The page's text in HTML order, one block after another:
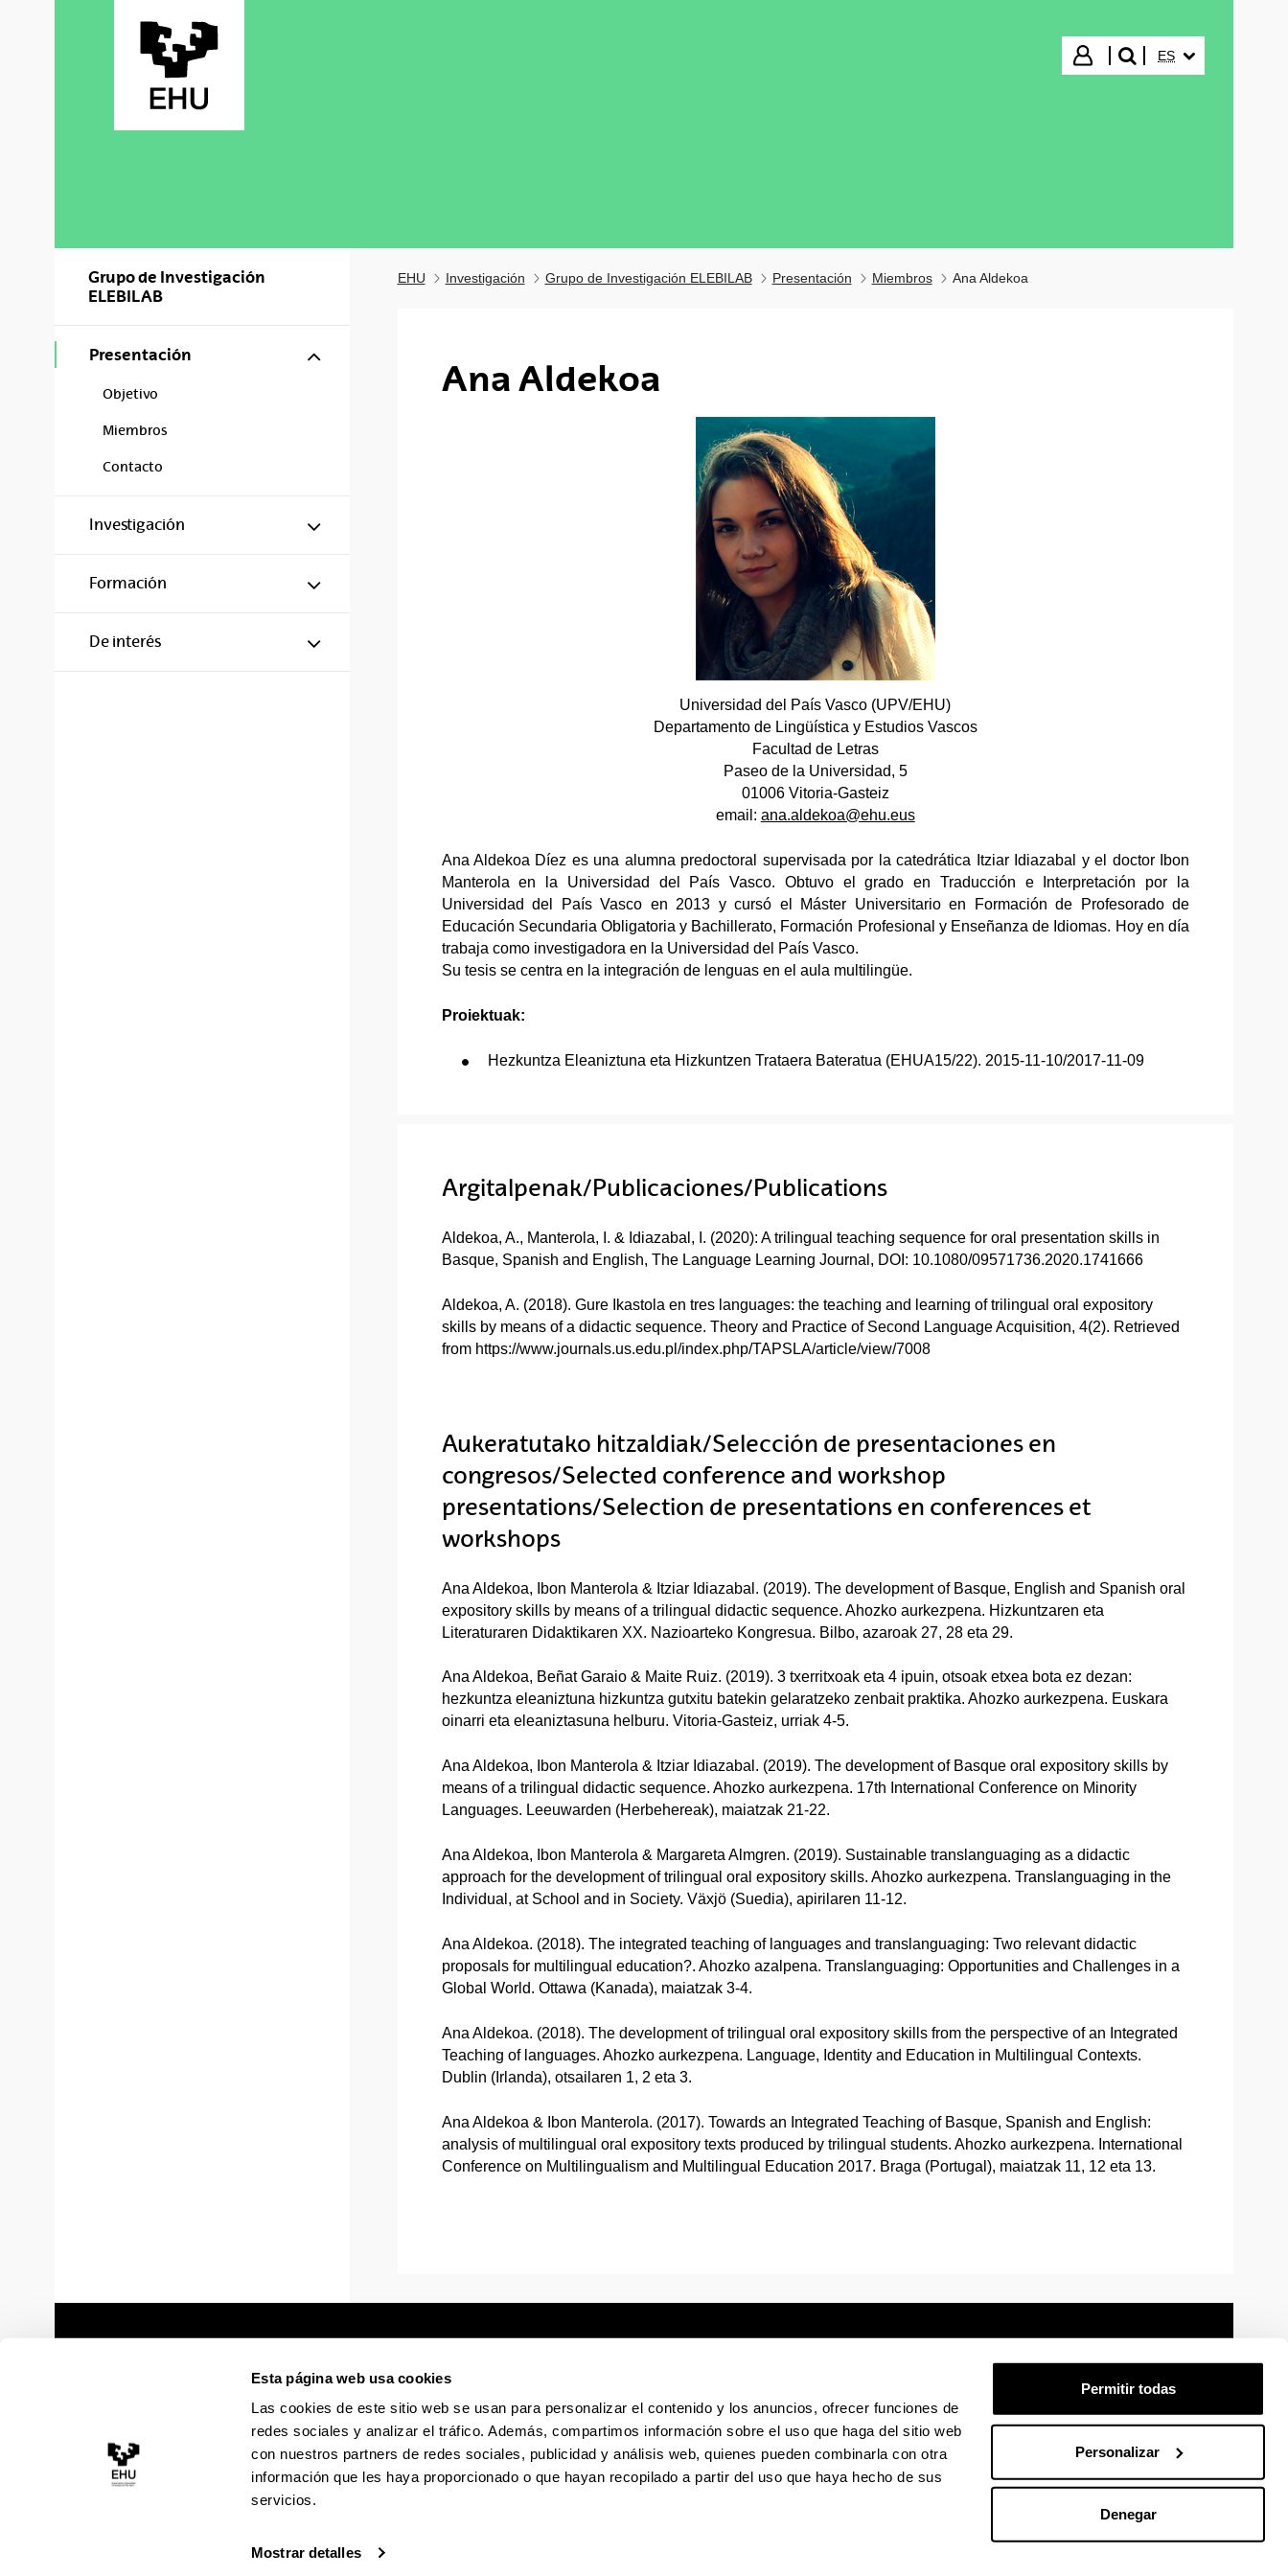
Esta página web usa cookies
Las cookies de este sitio web se usan para personalizar el contenido y los anuncios, ofrecer funciones de
redes sociales y analizar el tráfico. Además, compartimos información sobre el uso que haga del sitio web
con nuestros partners de redes sociales, publicidad y análisis web, quienes pueden combinarla con otra
información que les haya proporcionado o que hayan recopilado a partir del uso que haya hecho de sus
servicios.
Mostrar detalles
Permitir todas
Personalizar
Denegar
Iniciar sesión
buscar"
ES
Grupo de Investigación
ELEBILAB
Presentación Mostrar/ocultar subpáginas
Objetivo
Miembros
Contacto
Investigación Mostrar/ocultar subpáginas
Formación Mostrar/ocultar subpáginas
De interés Mostrar/ocultar subpáginas
EHU Investigación Grupo de Investigación ELEBILAB Presentación Miembros Ana Aldekoa
Ana Aldekoa
Universidad del País Vasco (UPV/EHU)
Departamento de Lingüística y Estudios Vascos
Facultad de Letras
Paseo de la Universidad, 5
01006 Vitoria-Gasteiz
email: ana.aldekoa@ehu.eus
Ana Aldekoa Díez es una alumna predoctoral supervisada por la catedrática Itziar Idiazabal y el doctor Ibon
Manterola en la Universidad del País Vasco. Obtuvo el grado en Traducción e Interpretación por la
Universidad del País Vasco en 2013 y cursó el Máster Universitario en Formación de Profesorado de
Educación Secundaria Obligatoria y Bachillerato, Formación Profesional y Enseñanza de Idiomas. Hoy en día
trabaja como investigadora en la Universidad del País Vasco.
Su tesis se centra en la integración de lenguas en el aula multilingüe.
Proiektuak:
Hezkuntza Eleaniztuna eta Hizkuntzen Trataera Bateratua (EHUA15/22). 2015-11-10/2017-11-09
Argitalpenak/Publicaciones/Publications
Aldekoa, A., Manterola, I. & Idiazabal, I. (2020): A trilingual teaching sequence for oral presentation skills in
Basque, Spanish and English, The Language Learning Journal, DOI: 10.1080/09571736.2020.1741666
Aldekoa, A. (2018). Gure Ikastola en tres languages: the teaching and learning of trilingual oral expository
skills by means of a didactic sequence. Theory and Practice of Second Language Acquisition, 4(2). Retrieved
from https://www.journals.us.edu.pl/index.php/TAPSLA/article/view/7008
Aukeratutako hitzaldiak/Selección de presentaciones en
congresos/Selected conference and workshop
presentations/Selection de presentations en conferences et
workshops
Ana Aldekoa, Ibon Manterola & Itziar Idiazabal. (2019). The development of Basque, English and Spanish oral
expository skills by means of a trilingual didactic sequence. Ahozko aurkezpena. Hizkuntzaren eta
Literaturaren Didaktikaren XX. Nazioarteko Kongresua. Bilbo, azaroak 27, 28 eta 29.
Ana Aldekoa, Beñat Garaio & Maite Ruiz. (2019). 3 txerritxoak eta 4 ipuin, otsoak etxea bota ez dezan:
hezkuntza eleaniztuna hizkuntza gutxitu batekin gelaratzeko zenbait praktika. Ahozko aurkezpena. Euskara
oinarri eta eleaniztasuna helburu. Vitoria-Gasteiz, urriak 4-5.
Ana Aldekoa, Ibon Manterola & Itziar Idiazabal. (2019). The development of Basque oral expository skills by
means of a trilingual didactic sequence. Ahozko aurkezpena. 17th International Conference on Minority
Languages. Leeuwarden (Herbehereak), maiatzak 21-22.
Ana Aldekoa, Ibon Manterola & Margareta Almgren. (2019). Sustainable translanguaging as a didactic
approach for the development of trilingual oral expository skills. Ahozko aurkezpena. Translanguaging in the
Individual, at School and in Society. Växjö (Suedia), apirilaren 11-12.
Ana Aldekoa. (2018). The integrated teaching of languages and translanguaging: Two relevant didactic
proposals for multilingual education?. Ahozko azalpena. Translanguaging: Opportunities and Challenges in a
Global World. Ottawa (Kanada), maiatzak 3-4.
Ana Aldekoa. (2018). The development of trilingual oral expository skills from the perspective of an Integrated
Teaching of languages. Ahozko aurkezpena. Language, Identity and Education in Multilingual Contexts.
Dublin (Irlanda), otsailaren 1, 2 eta 3.
Ana Aldekoa & Ibon Manterola. (2017). Towards an Integrated Teaching of Basque, Spanish and English:
analysis of multilingual oral expository texts produced by trilingual students. Ahozko aurkezpena. International
Conference on Multilingualism and Multilingual Education 2017. Braga (Portugal), maiatzak 11, 12 eta 13.
Sede electrónica Accesibilidad Información legal Mapa Ayuda Contacto
La EHU en TiktokLa EHU en BlueskyLa EHU en FacebookLa EHU en LinkedinLa EHU en InstagramLa EHU en YoutubeLa EHU en VimeoLa EHU en Flickr